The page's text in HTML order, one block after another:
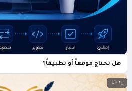
هل تحتاج موقعاً أو تطبيقاً؟
إعلان